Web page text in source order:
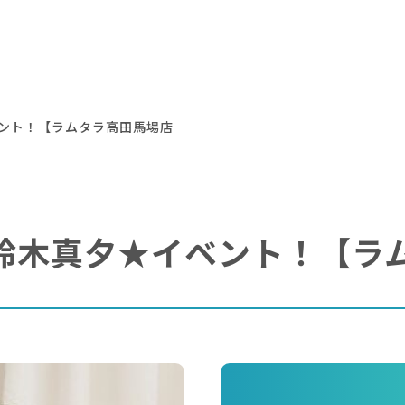
！【ラムタラ高田馬場店
真夕★イベント！【ラ